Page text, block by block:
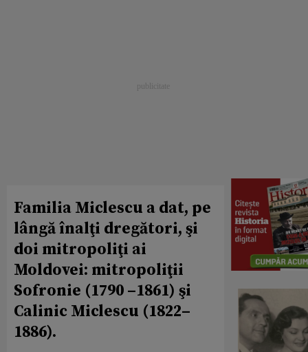
Familia Miclescu a dat, pe
lângă înalţi dregători, şi
doi mitropoliţi ai
Moldovei: mitropoliţii
Sofronie (1790 –1861) şi
Calinic Miclescu (1822–
1886).